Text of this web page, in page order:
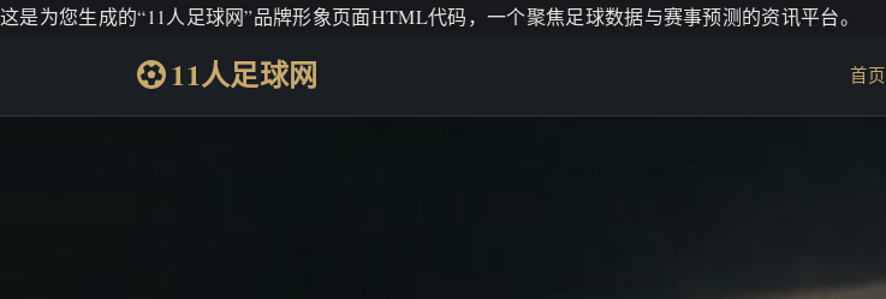
这是为您生成的“11人足球网”品牌形象页面HTML代码，一个聚焦足球数据与赛事预测的资讯平台。
11人足球网 首页